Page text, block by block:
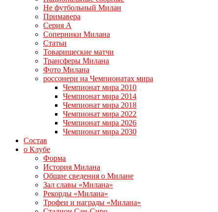
Не футбольный Милан
Примавера
Серия А
Соперники Милана
Статьи
Товарищеские матчи
Трансферы Милана
Фото Милана
россонери на Чемпионатах мира
Чемпионат мира 2010
Чемпионат мира 2014
Чемпионат мира 2018
Чемпионат мира 2022
Чемпионат мира 2026
Чемпионат мира 2030
Состав
о Клубе
Форма
История Милана
Общие сведения о Милане
Зал славы «Милана»
Рекорды «Милана»
Трофеи и награды «Милана»